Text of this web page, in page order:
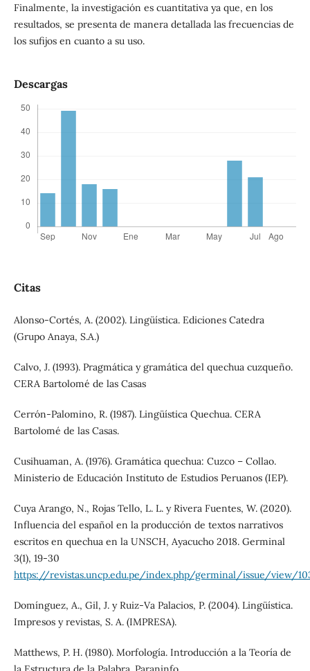
Finalmente, la investigación es cuantitativa ya que, en los
resultados, se presenta de manera detallada las frecuencias de
los sufijos en cuanto a su uso.
Descargas
Citas
Alonso-Cortés, A. (2002). Lingüística. Ediciones Catedra
(Grupo Anaya, S.A.)
Calvo, J. (1993). Pragmática y gramática del quechua cuzqueño.
CERA Bartolomé de las Casas
Cerrón-Palomino, R. (1987). Lingüística Quechua. CERA
Bartolomé de las Casas.
Cusihuaman, A. (1976). Gramática quechua: Cuzco – Collao.
Ministerio de Educación Instituto de Estudios Peruanos (IEP).
Cuya Arango, N., Rojas Tello, L. L. y Rivera Fuentes, W. (2020).
Influencia del español en la producción de textos narrativos
escritos en quechua en la UNSCH, Ayacucho 2018. Germinal
3(1), 19-30
https://revistas.uncp.edu.pe/index.php/germinal/issue/view/
Domínguez, A., Gil, J. y Ruiz-Va Palacios, P. (2004). Lingüística.
Impresos y revistas, S. A. (IMPRESA).
Matthews, P. H. (1980). Morfología. Introducción a la Teoría de